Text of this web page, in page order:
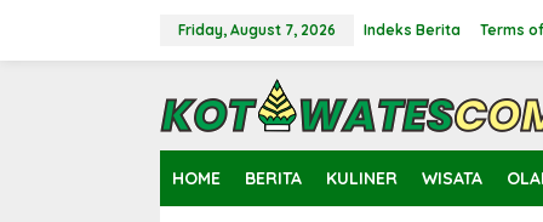
Friday, August 7, 2026 Indeks Berita Terms
HOME BERITA KULINER WISATA